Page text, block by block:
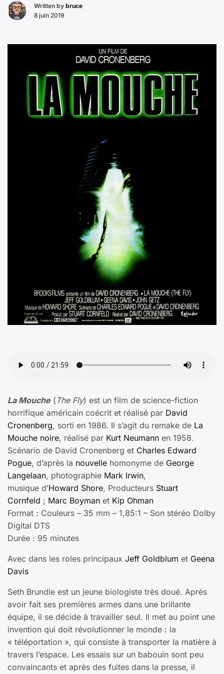
Written by bruce
8 juin 2019
La Mouche( The Fly) est un film de science-fiction
horrifique américain coécrit et réalisé par David
Cronenberg, sorti en 1986. Il s’agit du remake de La
Mouche noire, réalisé par Kurt Neumann en 1958.
Scénario de David Cronenberg et Charles Edward
Pogue, d’après la nouvelle homonyme de George
Langelaan, photographie Mark Irwin,
musique d’Howard Shore, Producteurs Stuart
Cornfeld ; Marc Boyman et Kip Ohman
Format : Couleurs – 35 mm – 1,85:1 – Son stéréo Dolby
Digital DTS
Durée : 95 minutes
Avec dans les roles principaux Jeff Goldblum et Geena
Davis
Seth Brundle est un jeune biologiste très doué. Après
avoir fait ses premières armes dans une brillante
équipe, il se décide à travailler seul. Il met au point une
invention qui doit révolutionner le monde : la
« téléportation », qui consiste à transporter la matière à
travers l’espace. Les essais sur un babouin sont peu
convaincants et après des fuites dans la presse, il